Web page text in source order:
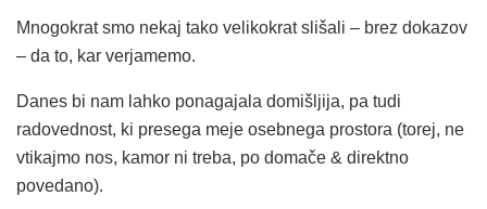
Mnogokrat smo nekaj tako velikokrat slišali – brez dokazov
– da to, kar verjamemo.
Danes bi nam lahko ponagajala domišljija, pa tudi
radovednost, ki presega meje osebnega prostora (torej, ne
vtikajmo nos, kamor ni treba, po domače & direktno
povedano).